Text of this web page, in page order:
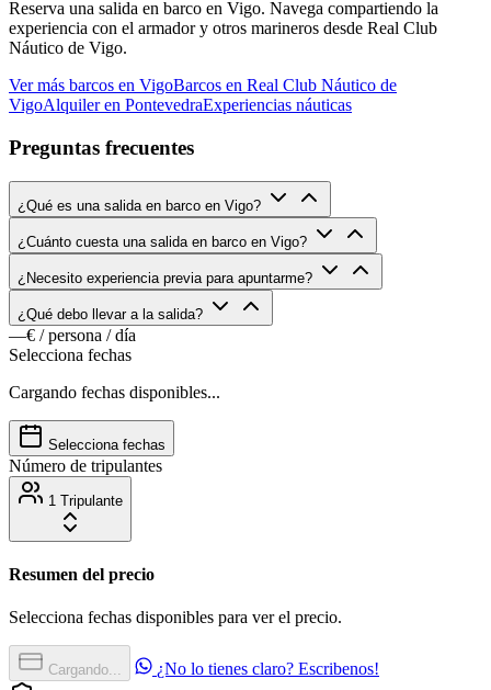
Reserva una salida en barco en Vigo. Navega compartiendo la
experiencia con el armador y otros marineros desde Real Club
Náutico de Vigo.
Ver más barcos en VigoBarcos en Real Club Náutico de
VigoAlquiler en PontevedraExperiencias náuticas
Preguntas frecuentes
¿Qué es una salida en barco en Vigo?
¿Cuánto cuesta una salida en barco en Vigo?
¿Necesito experiencia previa para apuntarme?
¿Qué debo llevar a la salida?
—€ / persona / día
Selecciona fechas
Cargando fechas disponibles...
Selecciona fechas
Número de tripulantes
1 Tripulante
Resumen del precio
Selecciona fechas disponibles para ver el precio.
Cargando... ¿No lo tienes claro? Escribenos!